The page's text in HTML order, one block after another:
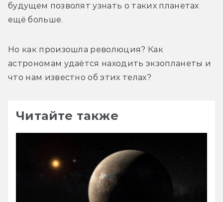
будущем позволят узнать о таких планетах
ещё больше.
Но как произошла революция? Как
астрономам удаётся находить экзопланеты и
что нам известно об этих телах?
Читайте также